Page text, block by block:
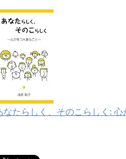
なたらしく、そのこらしく: 心